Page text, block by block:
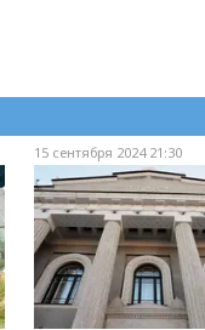
15 сентября 2024 21:30